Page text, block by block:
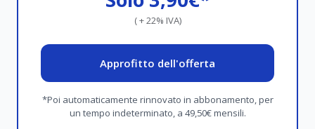
( + 22% IVA)
Approfitto dell'offerta
*Poi automaticamente rinnovato in abbonamento, per
un tempo indeterminato, a 49,50€ mensili.